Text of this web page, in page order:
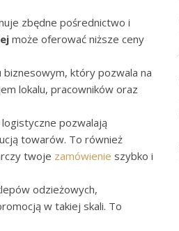
zbędne pośrednictwo i
może oferować niższe ceny
który pozwala na
lokalu, pracowników oraz
pozwalają
towarów. To również
twoje zamówienie szybko i
odzieżowych,
w takiej skali. To